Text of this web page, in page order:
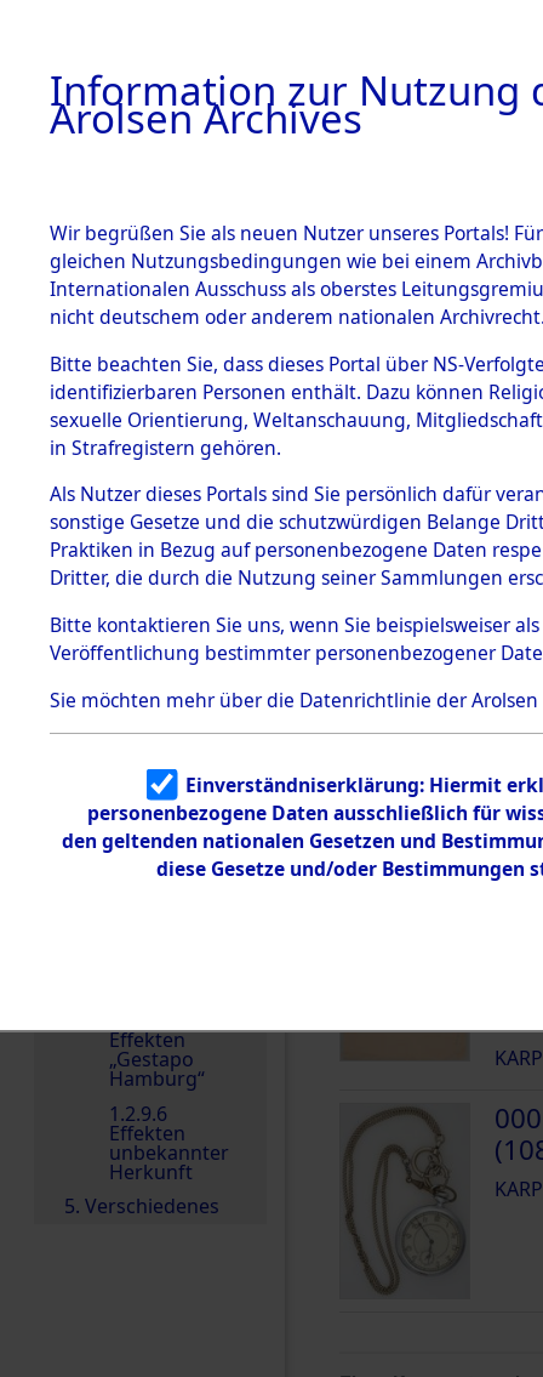
BESTÄNDE
1.
Inhaftierungsdoku
mente
1.2.9 Beim ITS
verwahrte
1.2.9.1
Effekten aus
dem KZ
Dachau
Effekten aus
dem KZ
Dachau,
Landesentsch
ädigungsamt
Effekten aus
dem KZ
Neuengamm
e
Dokument
Effekten
„Gestapo
Hamburg“
1.2.9.6
Effekten
unbekannter
Herkunft
5. Verschiedenes
3Akten
PJOTR
KARPYSCHENKO,
geb. 15. Juni 1916
Land
Sowjetunion
Häftlingsnummer
70832
DOKUMENTE
Information zur Nutzung
Arolsen Archives
Wir begrüßen Sie als neuen Nutzer unseres Portals!
gleichen Nutzungsbedingungen wie bei einem
Internationalen Ausschuss als oberstes
nicht deutschem oder anderem nationalen
Bitte beachten Sie, dass dieses Portal über NS-
identifizierbaren Personen enthält. Dazu können
sexuelle Orientierung, Weltanschauung,
in Strafregistern gehören.
Als Nutzer dieses Portals sind Sie persönlich dafür
sonstige Gesetze und die schutzwürdigen Belange
Praktiken in Bezug auf personenbezogene Daten
Dritter, die durch die Nutzung seiner Sammlungen
Bitte kontaktieren Sie uns, wenn Sie beispielsweiser
Veröffentlichung bestimmter personenbezogener
Sie möchten mehr über die Datenrichtlinie der Arolsen
Einverständniserklärung: Hiermit
personenbezogene Daten ausschließlich für
den geltenden nationalen Gesetzen und
diese Gesetze und/oder Bestimmungen